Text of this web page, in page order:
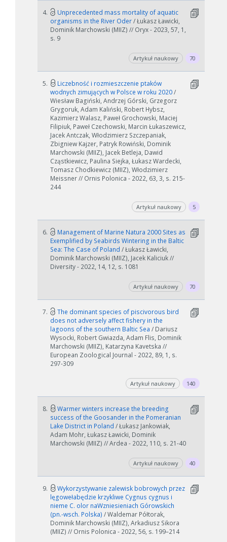
4.
Unprecedented mass mortality of aquatic
organisms in the River Oder/ Łukasz Ławicki,
Dominik Marchowski (MIIZ) // Oryx - 2023, 57, 1,
s. 9
Artykuł naukowy 70
5.
Liczebność i rozmieszczenie ptaków
wodnych zimujących w Polsce w roku 2020/
Wiesław Bagiński, Andrzej Górski, Grzegorz
Grygoruk, Adam Kaliński, Robert Hybsz,
Kazimierz Walasz, Paweł Grochowski, Maciej
Filipiuk, Paweł Czechowski, Marcin Łukaszewicz,
Jacek Antczak, Włodzimierz Szczepaniak,
Zbigniew Kajzer, Patryk Rowiński, Dominik
Marchowski (MIIZ), Jacek Betleja, Dawid
Cząstkiewicz, Paulina Siejka, Łukasz Wardecki,
Tomasz Chodkiewicz (MIIZ), Włodzimierz
Meissner // Ornis Polonica - 2022, 63, 3, s. 215-
244
Artykuł naukowy 5
6.
Management of Marine Natura 2000 Sites as
Exemplified by Seabirds Wintering in the Baltic
Sea: The Case of Poland / Łukasz Ławicki,
Dominik Marchowski (MIIZ), Jacek Kaliciuk //
Diversity - 2022, 14, 12, s. 1081
Artykuł naukowy 70
7.
The dominant species of piscivorous bird
does not adversely affect fishery in the
lagoons of the southern Baltic Sea / Dariusz
Wysocki, Robert Gwiazda, Adam Flis, Dominik
Marchowski (MIIZ), Katarzyna Kavetska //
European Zoological Journal - 2022, 89, 1, s.
297-309
Artykuł naukowy 140
8.
Warmer winters increase the breeding
success of the Goosander in the Pomeranian
Lake District in Poland / Łukasz Jankowiak,
Adam Mohr, Łukasz Ławicki, Dominik
Marchowski (MIIZ) // Ardea - 2022, 110, s. 21-40
Artykuł naukowy 40
9.
Wykorzystywanie zalewisk bobrowych przez
lęgowełabędzie krzykliwe Cygnus cygnus i
nieme C. olor naWzniesieniach Górowskich
(pn.-wsch. Polska) / Waldemar Półtorak,
Dominik Marchowski (MIIZ), Arkadiusz Sikora
(MIIZ) // Ornis Polonica - 2022, 56, s. 199–214